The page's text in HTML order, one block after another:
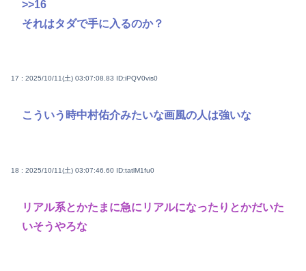
>>16
それはタダで手に入るのか？
17 : 2025/10/11(土) 03:07:08.83 ID:iPQV0vis0
こういう時中村佑介みたいな画風の人は強いな
18 : 2025/10/11(土) 03:07:46.60 ID:tatlM1fu0
リアル系とかたまに急にリアルになったりとかだいた
いそうやろな